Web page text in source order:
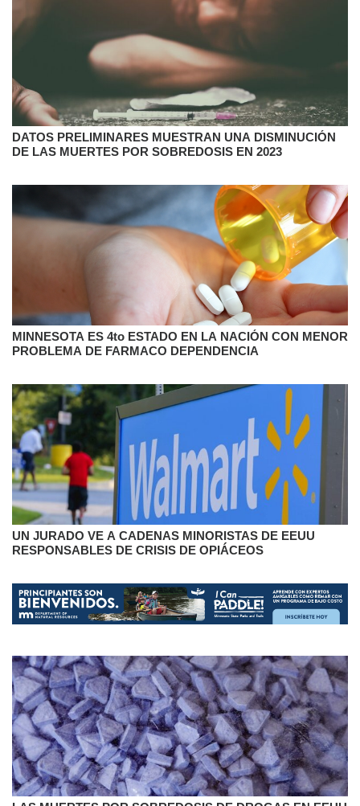
DATOS PRELIMINARES MUESTRAN UNA DISMINUCIÓN
DE LAS MUERTES POR SOBREDOSIS EN 2023
MINNESOTA ES 4to ESTADO EN LA NACIÓN CON MENOR
PROBLEMA DE FARMACO DEPENDENCIA
UN JURADO VE A CADENAS MINORISTAS DE EEUU
RESPONSABLES DE CRISIS DE OPIÁCEOS